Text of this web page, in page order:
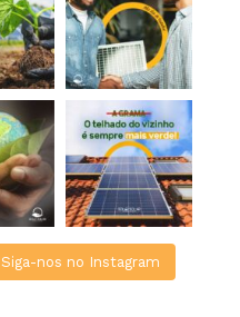
Siga-nos no Instagram